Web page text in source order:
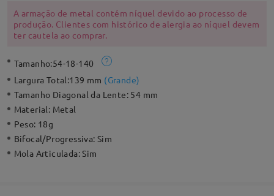
A armação de metal contém níquel devido ao processo de
produção. Clientes com histórico de alergia ao níquel devem
ter cautela ao comprar.
Tamanho:54-18-140
Largura Total:139 mm (Grande)
Tamanho Diagonal da Lente: 54 mm
Material: Metal
Peso: 18g
Bifocal/Progressiva:Sim
Mola Articulada:Sim